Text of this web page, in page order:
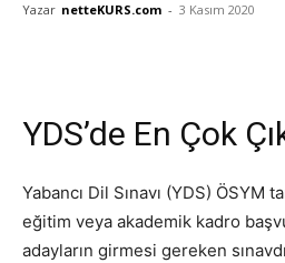
Yazar netteKURS.com - 3 Kasım 2020
YDS’de En Çok
Yabancı Dil Sınavı (YDS) ÖSYM
eğitim veya akademik kadro
adayların girmesi gereken